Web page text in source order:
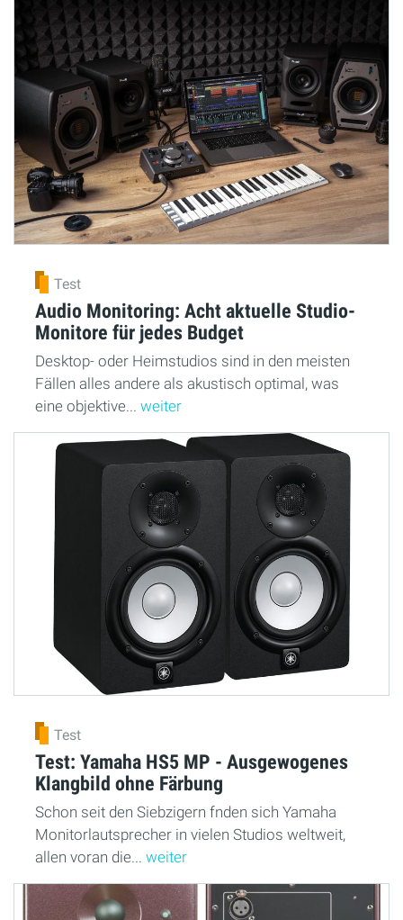
Test
Audio Monitoring: Acht aktuelle Studio-
Monitore für jedes Budget
Desktop- oder Heimstudios sind in den meisten
Fällen alles andere als akustisch optimal, was
eine objektive... weiter
Test
Test: Yamaha HS5 MP - Ausgewogenes
Klangbild ohne Färbung
Schon seit den Siebzigern fnden sich Yamaha
Monitorlautsprecher in vielen Studios weltweit,
allen voran die... weiter